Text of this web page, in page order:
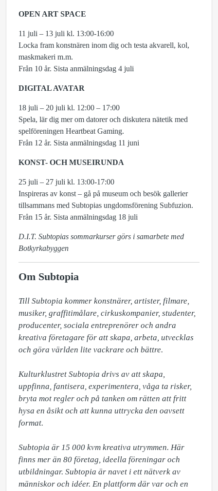
OPEN ART SPACE
11 juli – 13 juli kl. 13:00-16:00
Locka fram konstnären inom dig och testa akvarell, kol,
maskmakeri m.m.
Från 10 år. Sista anmälningsdag 4 juli
DIGITAL AVATAR
18 juli – 20 juli kl. 12:00 – 17:00
Spela, lär dig mer om datorer och diskutera nätetik med
spelföreningen Heartbeat Gaming.
Från 12 år. Sista anmälningsdag 11 juni
KONST- OCH MUSEIRUNDA
25 juli – 27 juli kl. 13:00-17:00
Inspireras av konst – gå på museum och besök gallerier
tillsammans med Subtopias ungdomsförening Subfuzion.
Från 15 år. Sista anmälningsdag 18 juli
D.I.T. Subtopias sommarkurser görs i samarbete med
Botkyrkabyggen
Om Subtopia
Till Subtopia kommer konstnärer, artister, filmare,
musiker, graffitimålare, cirkuskompanier, studenter,
producenter, sociala entreprenörer och andra
kreativa företagare för att skapa, arbeta, utvecklas
och göra världen lite vackrare och bättre.
Kulturklustret Subtopia drivs av att skapa,
uppfinna, fantisera, experimentera, våga ta risker,
bryta mot regler och på tanken om rätten att fritt
hysa en åsikt och att kunna uttrycka den oavsett
format.
Subtopia är 15 000 kvm kreativa utrymmen. Här
finns mer än 80 företag, ideella föreningar och
utbildningar. Subtopia är navet i ett nätverk av
människor och idéer. En plattform där var och en